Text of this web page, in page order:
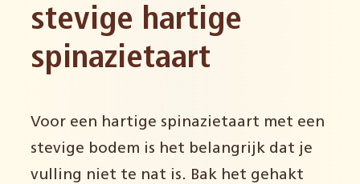
stevige hartige
spinazietaart
Voor een hartige spinazietaart met een
stevige bodem is het belangrijk dat je
vulling niet te nat is. Bak het gehakt